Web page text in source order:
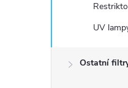
l
UV
Ostatní